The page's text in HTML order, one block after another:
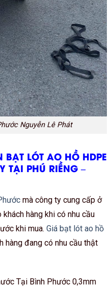
Nguyễn Lê Phát
LÓT AO HỒ HDPE
TẠI PHÚ RIỀNG –
mà công ty cung cấp ở
hàng khi có nhu cầu
khi mua. Giá bạt lót ao hồ
hàng đang có nhu cầu thật
Tại Bình Phước 0,3mm